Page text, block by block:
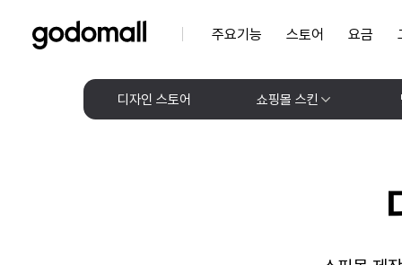
주요기능 스토어 요금
디자인 스토어 쇼핑몰 스킨